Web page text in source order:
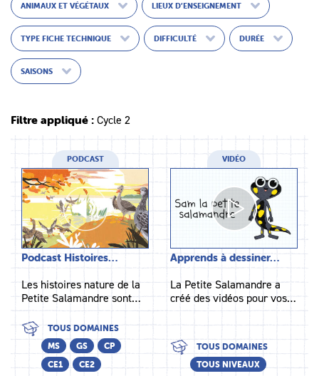
ANIMAUX ET VÉGÉTAUX LIEUX D’ENSEIGNEMENT
TYPE FICHE TECHNIQUE DIFFICULTÉ DURÉE
SAISONS
Filtre appliqué : Cycle 2
PODCAST
Podcast Histoires…
Les histoires nature de la
Petite Salamandre sont…
TOUS DOMAINES
MS
GS
CP
CE1
CE2
VIDÉO
Apprends à dessiner…
La Petite Salamandre a
créé des vidéos pour vos…
TOUS DOMAINES
TOUS NIVEAUX